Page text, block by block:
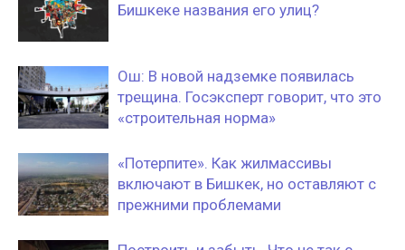
Бишкеке названия его улиц?
Ош: В новой надземке появилась
трещина. Госэксперт говорит, что это
«строительная норма»
«‎Потерпите». Как жилмассивы
включают в Бишкек, но оставляют с
прежними проблемами